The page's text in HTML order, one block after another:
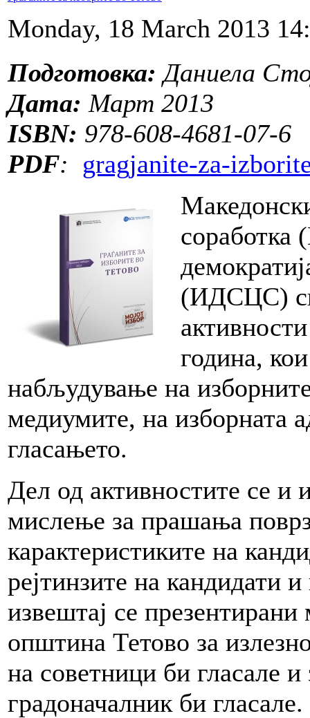
Monday, 18 March 2013
Подготовка: Даниела
Дата: Март 2013
ISBN: 978-608-4681-07-6
PDF: gragjanite-za-
(ИДСЦС)
година,
набљудување на
медиумите, на изборната
гласањето.
Дел од активностите се и
мислење за прашања
карактеристиките на
рејтинзите на кандидати
извештај се
општина Тетово за
на советници би гласале и
градоначалник би гласале.